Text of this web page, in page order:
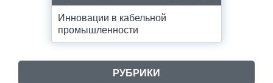
Инновации в кабельной
промышленности
РУБРИКИ